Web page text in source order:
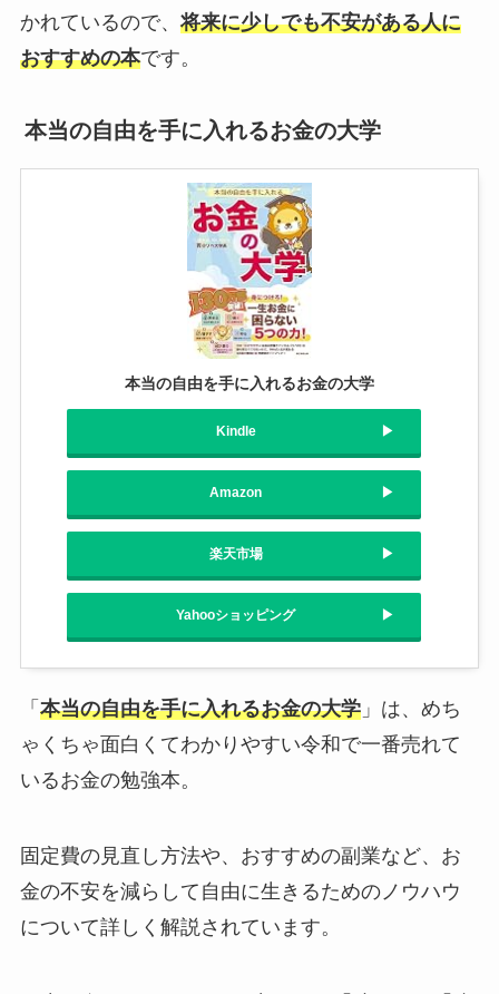
かれているので、 将来に少しでも不安がある人に
おすすめの本です。
本当の自由を手に入れるお金の大学
本当の自由を手に入れるお金の大学
Kindle
Amazon
楽天市場
Yahooショッピング
「 本当の自由を手に入れるお金の大学」は、めち
ゃくちゃ面白くてわかりやすい令和で一番売れて
いるお金の勉強本。
固定費の見直し方法や、おすすめの副業など、お
金の不安を減らして自由に生きるためのノウハウ
について詳しく解説されています。